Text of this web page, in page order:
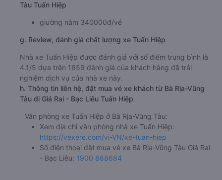
Tàu Tuấn Hiệp
giường nằm 340000đ/vé
g. Review, đánh giá chất lượng xe Tuấn Hiệp
Nhà xe Tuấn Hiệp được đánh giá với số điểm trung bình là
4.1/5 dựa trên 1659 đánh giá của khách hàng đã trải
nghiệm dịch vụ của nhà xe này.
h. Thông tin liên hệ, đặt mua vé xe khách từ Bà Rịa-Vũng
Tàu đi Giá Rai - Bạc Liêu Tuấn Hiệp
Văn phòng xe Tuấn Hiệp ở Bà Rịa-Vũng Tàu:
Xem địa chỉ văn phòng nhà xe Tuấn Hiệp:
https://vexere.com/vi-VN/xe-tuan-hiep
Số điện thoại đặt mua vé xe Bà Rịa-Vũng Tàu Giá Rai
- Bạc Liêu: 1900 888684